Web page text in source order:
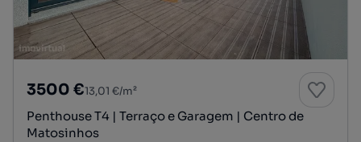
3500 €13,01 €/m²
Penthouse T4 | Terraço e Garagem | Centro de
Matosinhos